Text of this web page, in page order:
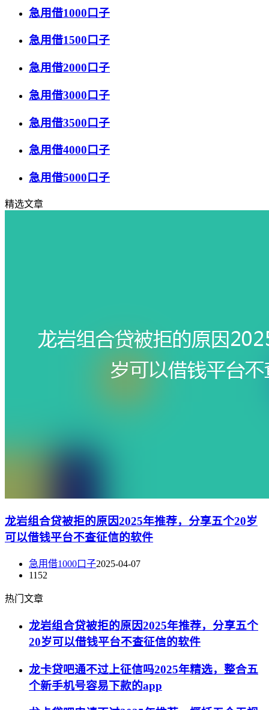
急用借1000口子
急用借1500口子
急用借2000口子
急用借3000口子
急用借3500口子
急用借4000口子
急用借5000口子
精选文章
龙岩组合贷被拒的原因2025年推荐，分享五个20岁
可以借钱平台不查征信的软件
急用借1000口子2025-04-07
1152
热门文章
龙岩组合贷被拒的原因2025年推荐，分享五个
20岁可以借钱平台不查征信的软件
龙卡贷吧通不过上征信吗2025年精选，整合五
个新手机号容易下款的app